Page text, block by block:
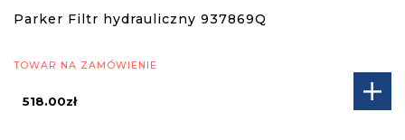
Parker Filtr hydrauliczny 937869Q
TOWAR NA ZAMÓWIENIE
518.00zł